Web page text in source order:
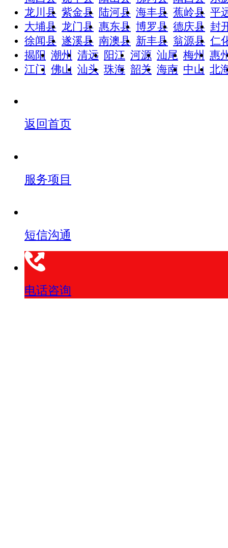
龙川县 紫金县 陆河县 海丰县 蕉岭县 平
大埔县 龙门县 惠东县 博罗县 德庆县 封
徐闻县 遂溪县 南澳县 新丰县 翁源县 仁
揭阳 潮州 清远 阳江 河源 汕尾 梅州 惠
江门 佛山 汕头 珠海 韶关 海南 中山 北
返回首页
服务项目
短信沟通
电话咨询